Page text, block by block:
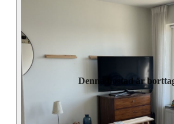
Denna bostad är